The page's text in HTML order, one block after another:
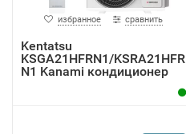
избранное сравнить
Kentatsu
KSGA21HFRN1/KSRA21HFR
N1 Kanami кондиционер